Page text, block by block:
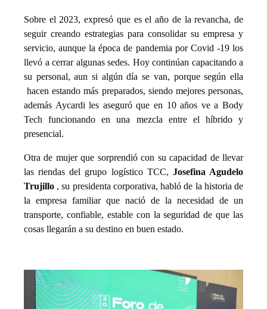
Sobre el 2023, expresó que es el año de la revancha, de
seguir creando estrategias para consolidar su empresa y
servicio, aunque la época de pandemia por Covid -19 los
llevó a cerrar algunas sedes. Hoy continúan capacitando a
su personal, aun si algún día se van, porque según ella
hacen estando más preparados, siendo mejores personas,
además Aycardi les aseguró que en 10 años ve a Body
Tech funcionando en una mezcla entre el híbrido y
presencial.
Otra de mujer que sorprendió con su capacidad de llevar
las riendas del grupo logístico TCC, Josefina Agudelo
Trujillo , su presidenta corporativa, habló de la historia de
la empresa familiar que nació de la necesidad de un
transporte, confiable, estable con la seguridad de que las
cosas llegarán a su destino en buen estado.